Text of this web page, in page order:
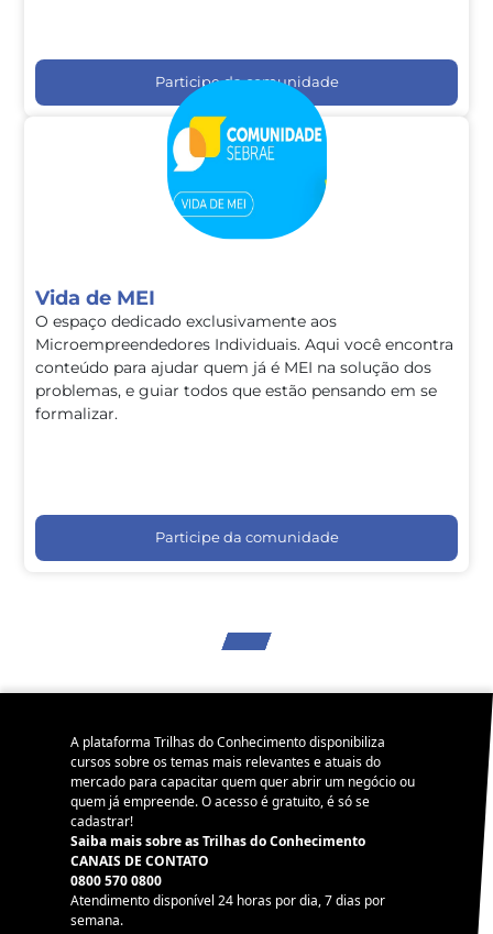
Participe da comunidade
Vida de MEI
O espaço dedicado exclusivamente aos
Microempreendedores Individuais. Aqui você encontra
conteúdo para ajudar quem já é MEI na solução dos
problemas, e guiar todos que estão pensando em se
formalizar.
Participe da comunidade
A plataforma Trilhas do Conhecimento disponibiliza
cursos sobre os temas mais relevantes e atuais do
mercado para capacitar quem quer abrir um negócio ou
quem já empreende. O acesso é gratuito, é só se
cadastrar!
Saiba mais sobre as Trilhas do Conhecimento
CANAIS DE CONTATO
0800 570 0800
Atendimento disponível 24 horas por dia, 7 dias por
semana.